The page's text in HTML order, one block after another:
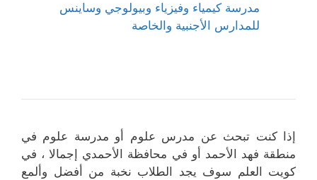
مدرسة كيمياء وفيزياء وبيولوجي وساينس
للمدارس الأجنبية والخاصة
إذا كنت تبحث عن مدرس علوم أو مدرسة علوم في
منطقة فهد الأحمد أو في محافظة الأحمدي إجمالا ، في
كويت العلم سوف يجد الطلاب نخبة من أفضل وألمع